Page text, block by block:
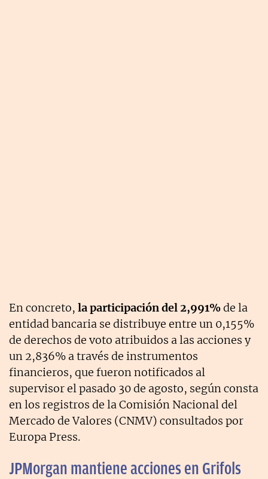
En concreto, la participación del 2,991%de la
entidad bancaria se distribuye entre un 0,155%
de derechos de voto atribuidos a las acciones y
un 2,836% a través de instrumentos
financieros, que fueron notificados al
supervisor el pasado 30 de agosto, según consta
en los registros de la Comisión Nacional del
Mercado de Valores (CNMV) consultados por
Europa Press.
JPMorgan mantiene acciones en Grifols